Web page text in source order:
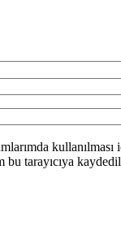
kullanılması
bu tarayıcıya